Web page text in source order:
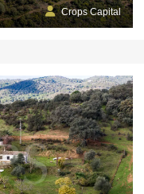
Crops Capital